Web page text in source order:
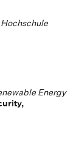
Energy